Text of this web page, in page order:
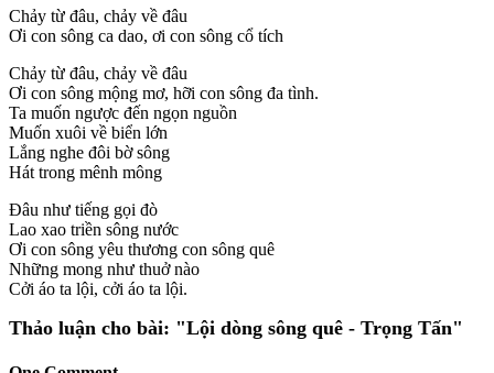
Chảy từ đâu, chảy về đâu
Ơi con sông ca dao, ơi con sông cổ tích
Chảy từ đâu, chảy về đâu
Ơi con sông mộng mơ, hỡi con sông đa tình.
Ta muốn ngược đến ngọn nguồn
Muốn xuôi về biển lớn
Lắng nghe đôi bờ sông
Hát trong mênh mông
Đâu như tiếng gọi đò
Lao xao triền sông nước
Ơi con sông yêu thương con sông quê
Những mong như thuở nào
Cởi áo ta lội, cởi áo ta lội.
Thảo luận cho bài: "Lội dòng sông quê - Trọng Tấn"